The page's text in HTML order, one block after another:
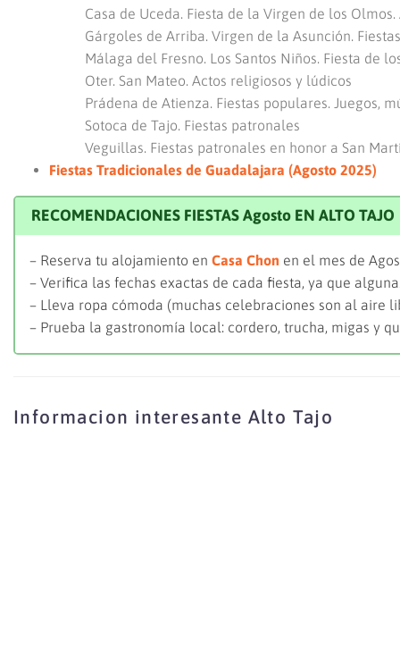
Casa de Uceda. Fiesta de la Virgen de los
Gárgoles de Arriba. Virgen de la Asunción.
Málaga del Fresno. Los Santos Niños. Fiesta de
Oter. San Mateo. Actos religiosos y lúdicos
Prádena de Atienza. Fiestas populares. Juegos,
Sotoca de Tajo. Fiestas patronales
Veguillas. Fiestas patronales en honor a San
Fiestas Tradicionales de Guadalajara (Agosto 2025)
RECOMENDACIONES FIESTAS Agosto EN ALTO TAJO
– Reserva tu alojamiento en Casa Chon en el mes de
– Verifica las fechas exactas de cada fiesta, ya que
– Lleva ropa cómoda (muchas celebraciones son al aire
– Prueba la gastronomía local: cordero, trucha, migas y
Informacion interesante Alto Tajo